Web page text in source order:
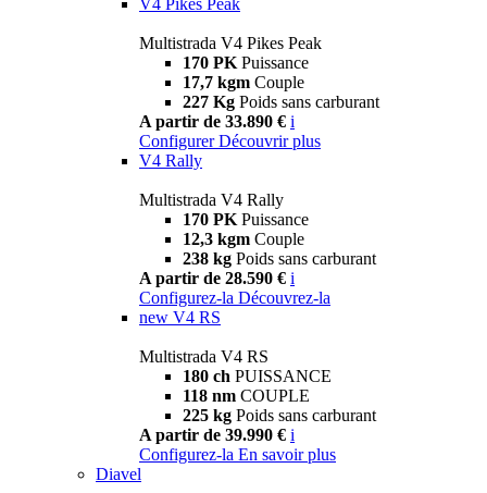
Multistrada V4 Pikes Peak
170 PK Puissance
17,7 kgm Couple
227 Kg Poids sans carburant
A partir de 33.890 € i
Configurer Découvrir plus
V4 Rally
Multistrada V4 Rally
170 PK Puissance
12,3 kgm Couple
238 kg Poids sans carburant
A partir de 28.590 € i
Configurez-la Découvrez-la
new V4 RS
Multistrada V4 RS
180 ch PUISSANCE
118 nm COUPLE
225 kg Poids sans carburant
A partir de 39.990 € i
Configurez-la En savoir plus
Diavel